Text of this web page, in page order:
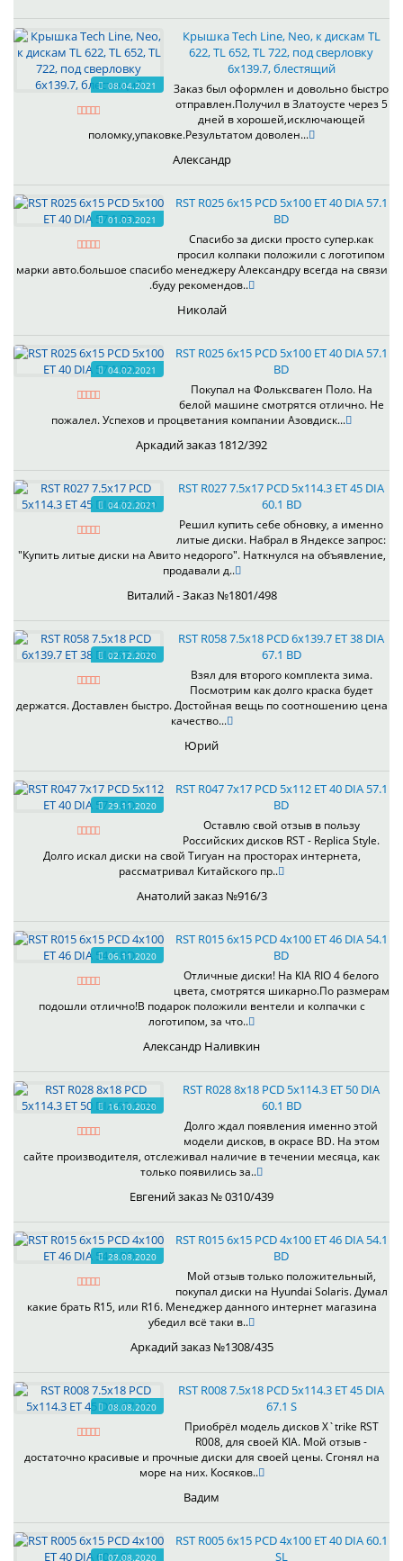
08.04.2021
Крышка Tech Line, Neo, к дискам TL
622, TL 652, TL 722, под сверловку
6х139.7, блестящий
Заказ был оформлен и довольно быстро
отправлен.Получил в Златоусте через 5
дней в хорошей,исключающей
поломку,упаковке.Результатом доволен...
Александр
01.03.2021
RST R025 6x15 PCD 5x100 ET 40 DIA 57.1
BD
Спасибо за диски просто супер.как
просил колпаки положили с логотипом
марки авто.большое спасибо менеджеру Александру всегда на связи
.буду рекомендов..
Николай
04.02.2021
RST R025 6x15 PCD 5x100 ET 40 DIA 57.1
BD
Покупал на Фольксваген Поло. На
белой машине смотрятся отлично. Не
пожалел. Успехов и процветания компании Азовдиск...
Аркадий заказ 1812/392
04.02.2021
RST R027 7.5x17 PCD 5x114.3 ET 45 DIA
60.1 BD
Решил купить себе обновку, а именно
литые диски. Набрал в Яндексе запрос:
"Купить литые диски на Авито недорого". Наткнулся на объявление,
продавали д..
Виталий - Заказ №1801/498
02.12.2020
RST R058 7.5x18 PCD 6x139.7 ET 38 DIA
67.1 BD
Взял для второго комплекта зима.
Посмотрим как долго краска будет
держатся. Доставлен быстро. Достойная вещь по соотношению цена
качество...
Юрий
29.11.2020
RST R047 7x17 PCD 5x112 ET 40 DIA 57.1
BD
Оставлю свой отзыв в пользу
Российских дисков RST - Replica Style.
Долго искал диски на свой Тигуан на просторах интернета,
рассматривал Китайского пр..
Анатолий заказ №916/3
06.11.2020
RST R015 6x15 PCD 4x100 ET 46 DIA 54.1
BD
Отличные диски! На KIA RIO 4 белого
цвета, смотрятся шикарно.По размерам
подошли отлично!В подарок положили вентели и колпачки с
логотипом, за что..
Александр Наливкин
16.10.2020
RST R028 8x18 PCD 5x114.3 ET 50 DIA
60.1 BD
Долго ждал появления именно этой
модели дисков, в окрасе BD. На этом
сайте производителя, отслеживал наличие в течении месяца, как
только появились за..
Евгений заказ № 0310/439
28.08.2020
RST R015 6x15 PCD 4x100 ET 46 DIA 54.1
BD
Мой отзыв только положительный,
покупал диски на Hyundai Solaris. Думал
какие брать R15, или R16. Менеджер данного интернет магазина
убедил всё таки в..
Аркадий заказ №1308/435
08.08.2020
RST R008 7.5x18 PCD 5x114.3 ET 45 DIA
67.1 S
Приобрёл модель дисков X`trike RST
R008, для своей KIA. Мой отзыв -
достаточно красивые и прочные диски для своей цены. Сгонял на
море на них. Косяков..
Вадим
07.08.2020
RST R005 6x15 PCD 4x100 ET 40 DIA 60.1
SL